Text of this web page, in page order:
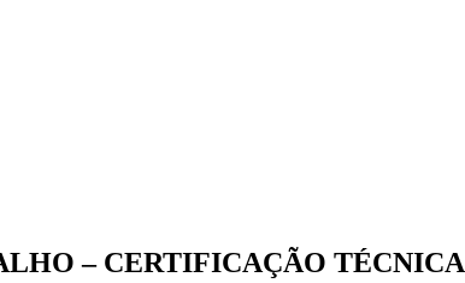
– CERTIFICAÇÃO TÉCNICA